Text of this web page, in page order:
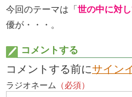
今回のテーマは「世の中に対
優が・・・。
コメントする
コメントする前にサイン
ラジオネーム （必須）